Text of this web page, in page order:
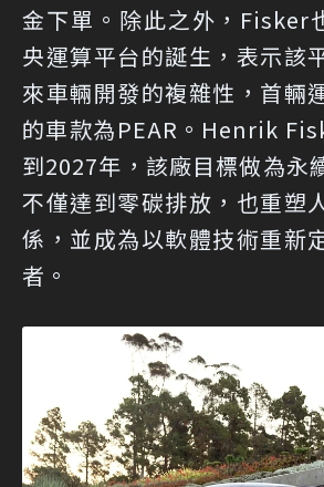
金下單。除此之外，Fisker
央運算平台的誕生，表示該
來車輛開發的複雜性，首輛
的車款為PEAR。Henrik
到2027年，該廠目標做為永
不僅達到零碳排放，也重塑
係，並成為以軟體技術重新
者。